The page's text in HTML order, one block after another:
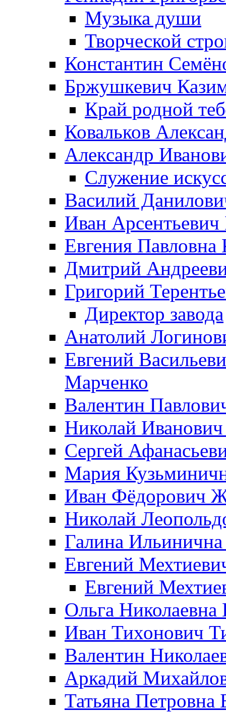
Музыка души
Творческой
Константин
Бржушкевич
Край родной
Ковальков
Александр
Служение
Василий
Иван
Евгения Павловна
Дмитрий
Григорий
Директор завода
Анатолий
Евгений
Марченко
Валентин
Николай Иванович
Сергей
Мария
Иван Фёдорович
Николай
Галина
Евгений
Евгений
Ольга Николаевна
Иван Тихонович
Валентин
Аркадий
Татьяна Петровна